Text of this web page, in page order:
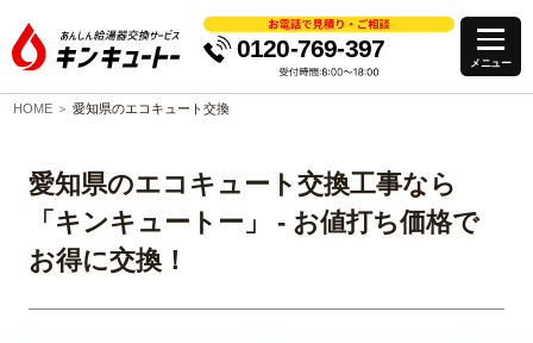
0120-769-397
HOME 愛知県のエコキュート交換
愛知県のエコキュート交換工事なら
「キンキュートー」 ‐ お値打ち価格で
お得に交換！